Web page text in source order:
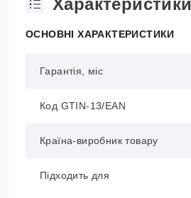
Характеристики
ОСНОВНІ ХАРАКТЕРИСТИКИ
Гарантія, міс
Код GTIN-13/EAN
Країна-виробник товару
Підходить для